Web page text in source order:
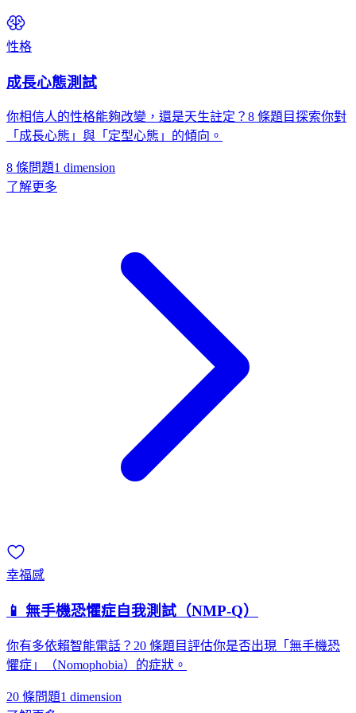
性格
成長心態測試
你相信人的性格能夠改變，還是天生註定？8 條題目探索你對
「成長心態」與「定型心態」的傾向。
8 條問題1 dimension
了解更多
幸福感
📱 無手機恐懼症自我測試（NMP-Q）
你有多依賴智能電話？20 條題目評估你是否出現「無手機恐
懼症」（Nomophobia）的症狀。
20 條問題1 dimension